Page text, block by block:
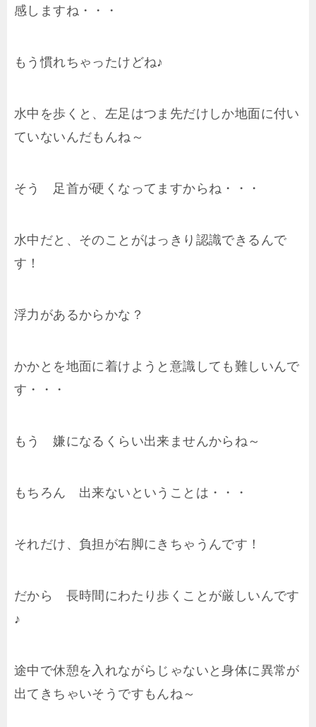
感しますね・・・
もう慣れちゃったけどね♪
水中を歩くと、左足はつま先だけしか地面に付い
ていないんだもんね～
そう 足首が硬くなってますからね・・・
水中だと、そのことがはっきり認識できるんで
す！
浮力があるからかな？
かかとを地面に着けようと意識しても難しいんで
す・・・
もう 嫌になるくらい出来ませんからね～
もちろん 出来ないということは・・・
それだけ、負担が右脚にきちゃうんです！
だから 長時間にわたり歩くことが厳しいんです
♪
途中で休憩を入れながらじゃないと身体に異常が
出てきちゃいそうですもんね～